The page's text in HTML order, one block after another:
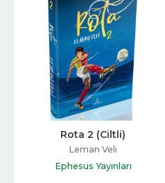
Rota 2 (Ciltli)
Leman Veli
Ephesus Yayınları